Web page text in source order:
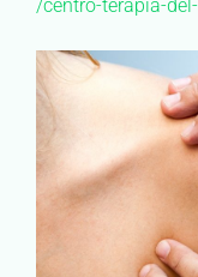
/centro-terapia-